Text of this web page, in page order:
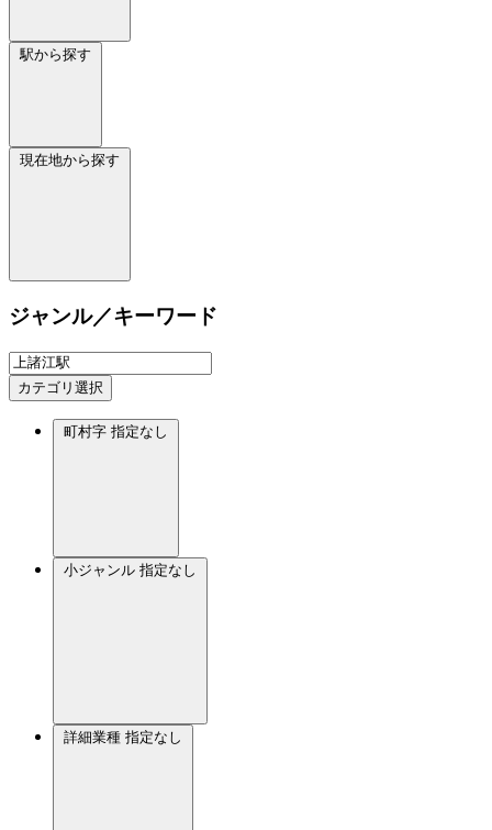
駅から探す
現在地から探す
ジャンル／キーワード
カテゴリ選択
町村字 指定なし
小ジャンル 指定なし
詳細業種 指定なし